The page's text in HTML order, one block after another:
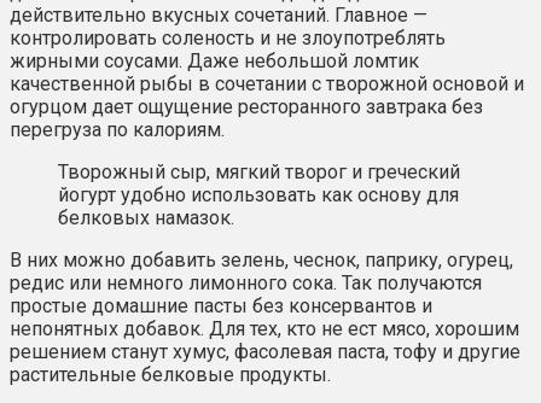
действительно вкусных сочетаний. Главное —
контролировать соленость и не злоупотреблять
жирными соусами. Даже небольшой ломтик
качественной рыбы в сочетании с творожной основой и
огурцом дает ощущение ресторанного завтрака без
перегруза по калориям.
Творожный сыр, мягкий творог и греческий
йогурт удобно использовать как основу для
белковых намазок.
В них можно добавить зелень, чеснок, паприку, огурец,
редис или немного лимонного сока. Так получаются
простые домашние пасты без консервантов и
непонятных добавок. Для тех, кто не ест мясо, хорошим
решением станут хумус, фасолевая паста, тофу и другие
растительные белковые продукты.